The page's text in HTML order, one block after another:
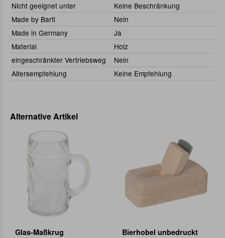
Nicht geeignet unter
Keine Beschränkung
Made by Bartl
Nein
Made in Germany
Ja
Material
Holz
eingeschränkter Vertriebsweg
Nein
Altersempfehlung
Keine Empfehlung
Alternative Artikel
Glas-Maßkrug Bierhobel unbedruckt